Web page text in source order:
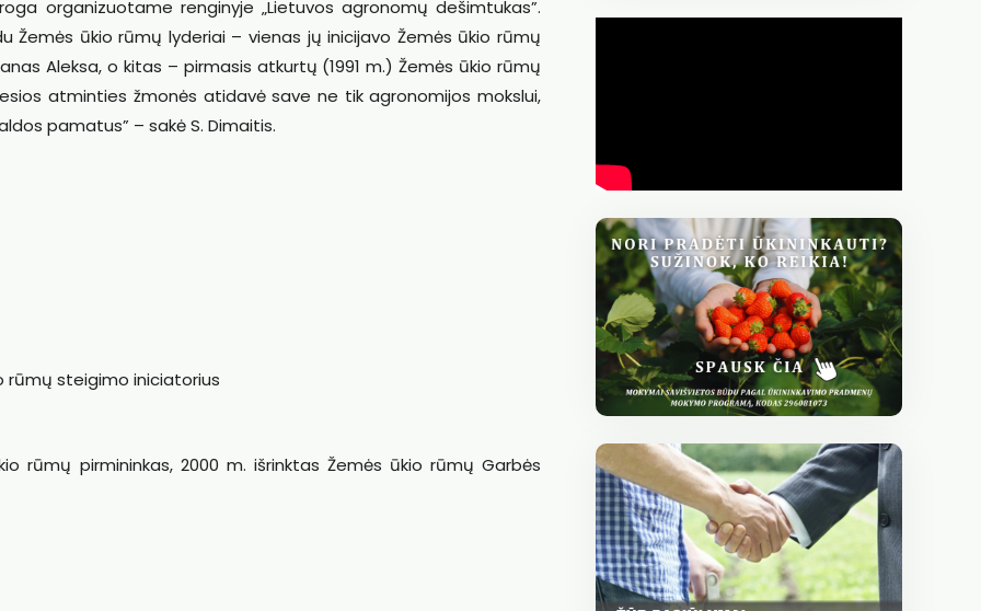
organizuotame renginyje „Lietuvos agronomų dešimtukas”.
Žemės ūkio rūmų lyderiai – vienas jų inicijavo Žemės ūkio rūmų
Aleksa, o kitas – pirmasis atkurtų (1991 m.) Žemės ūkio rūmų
atminties žmonės atidavė save ne tik agronomijos mokslui,
pamatus” – sakė S. Dimaitis.
rūmų steigimo iniciatorius
rūmų pirmininkas, 2000 m. išrinktas Žemės ūkio rūmų Garbės